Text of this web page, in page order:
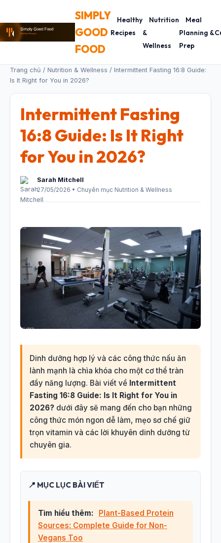
SIMPLY
GOOD
FOOD
Healthy
Recipes
Nutrition
&
Wellness
Meal
Planning &
Prep
Trang chủ / Nutrition & Wellness / Intermittent Fasting 16:8 Guide:
Is It Right for You in 2026?
Intermittent Fasting
16:8 Guide: Is It Right
for You in 2026?
Sarah Mitchell
27/05/2026 • Chuyên mục Nutrition & Wellness
Dinh dưỡng hợp lý và các công thức nấu ăn
lành mạnh là chìa khóa cho một cơ thể tràn
đầy năng lượng. Bài viết về Intermittent
Fasting 16:8 Guide: Is It Right for You in
2026? dưới đây sẽ mang đến cho bạn những
công thức món ngon dễ làm, mẹo sơ chế giữ
trọn vitamin và các lời khuyên dinh dưỡng từ
chuyên gia.
📍 MỤC LỤC BÀI VIẾT
Tìm hiểu thêm:
Plant-Based Protein
Sources: Complete Guide for Non-
Vegans Too